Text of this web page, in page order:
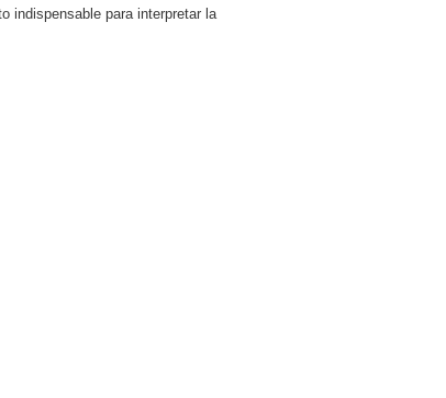
indispensable para interpretar la